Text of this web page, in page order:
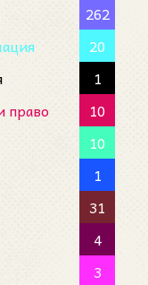
262
20
1
право
10
10
1
31
4
3